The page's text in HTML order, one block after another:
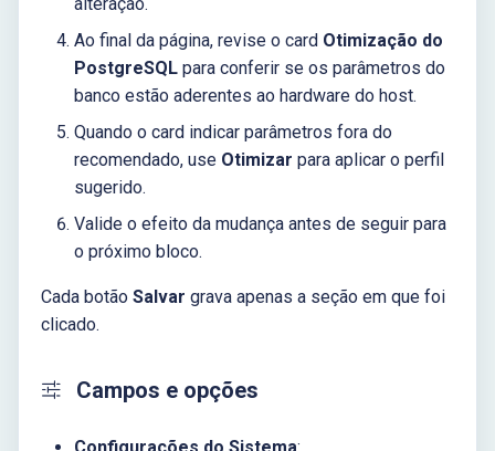
Ao final da página, revise o card Otimização do
PostgreSQL para conferir se os parâmetros do
banco estão aderentes ao hardware do host.
Quando o card indicar parâmetros fora do
recomendado, use Otimizar para aplicar o perfil
sugerido.
Valide o efeito da mudança antes de seguir para
o próximo bloco.
Cada botão Salvar grava apenas a seção em que foi
clicado.
Campos e opções